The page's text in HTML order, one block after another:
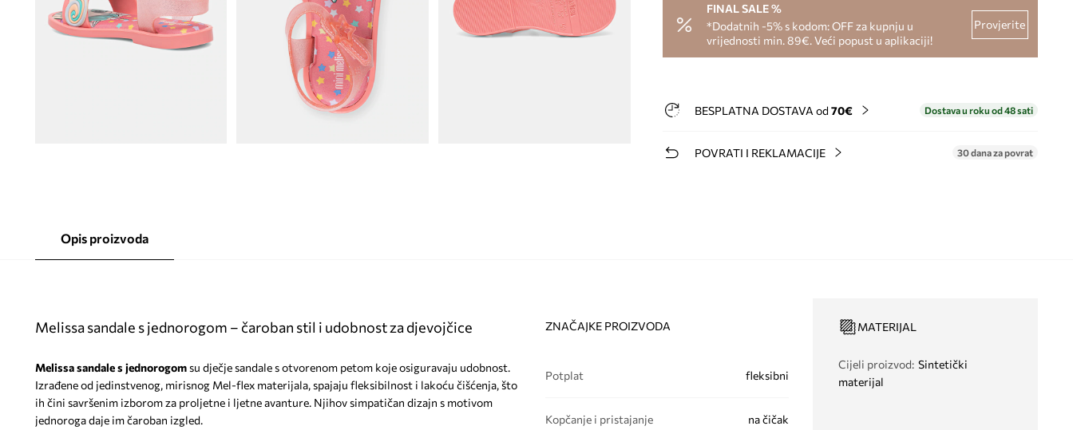
FINAL SALE %
*Dodatnih -5% s kodom: OFF za kupnju u
vrijednosti min. 89€. Veći popust u aplikaciji!
Provjerite
BESPLATNA DOSTAVA od 70€ Dostava u roku od 48 sati
POVRATI I REKLAMACIJE 30 dana za povrat
Opis proizvoda
Melissa sandale s jednorogom – čaroban stil i udobnost za djevojčice
Melissa sandale s jednorogomsu dječje sandale s otvorenom petom koje osiguravaju udobnost.
Izrađene od jedinstvenog, mirisnog Mel-flex materijala, spajaju fleksibilnost i lakoću čišćenja, što
ih čini savršenim izborom za proljetne i ljetne avanture. Njihov simpatičan dizajn s motivom
jednoroga daje im čaroban izgled.
ZNAČAJKE PROIZVODA
Potplat fleksibni
Kopčanje i pristajanje na čičak
MATERIJAL
Cijeli proizvod: Sintetički
materijal